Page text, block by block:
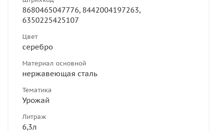
8680465047776, 8442004197263,
6350225425107
Цвет
серебро
Материал основной
нержавеющая сталь
Тематика
Урожай
Литраж
6,3л